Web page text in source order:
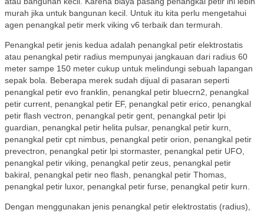
murah jika untuk bangunan kecil. Untuk itu kita perlu mengetahui
agen penangkal petir merk viking v6 terbaik dan termurah.
Penangkal petir jenis kedua adalah penangkal petir elektrostatis
atau penangkal petir radius mempunyai jangkauan dari radius 60
meter sampe 150 meter cukup untuk melindungi sebuah lapangan
sepak bola. Beberapa merek sudah dijual di pasaran seperti
penangkal petir evo franklin, penangkal petir bluecrn2, penangkal
petir current, penangkal petir EF, penangkal petir erico, penangkal
petir flash vectron, penangkal petir gent, penangkal petir lpi
guardian, penangkal petir helita pulsar, penangkal petir kurn,
penangkal petir cpt nimbus, penangkal petir orion, penangkal petir
prevectron, penangkal petir lpi stormaster, penangkal petir UFO,
penangkal petir viking, penangkal petir zeus, penangkal petir
bakiral, penangkal petir neo flash, penangkal petir Thomas,
penangkal petir luxor, penangkal petir furse, penangkal petir kurn.
Dengan menggunakan jenis penangkal petir elektrostatis (radius),